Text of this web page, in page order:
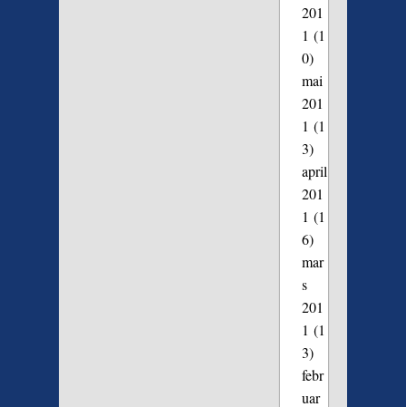
201
1 (1
0)
mai
201
1 (1
3)
april
201
1 (1
6)
mar
s
201
1 (1
3)
febr
uar